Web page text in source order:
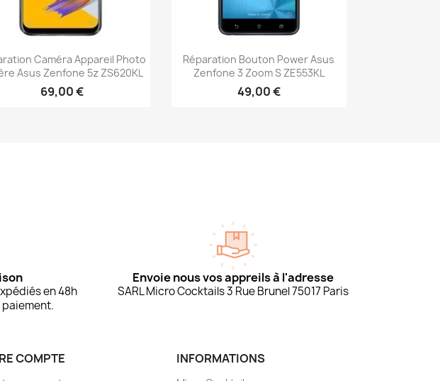
Aperçu rapide
Caméra Appareil Photo
Asus Zenfone 5z ZS620KL
69,00 €
Aperçu rapide
Réparation Bouton Power Asus
Zenfone 3 Zoom S ZE553KL
49,00 €
en 48h
Envoie nous vos appreils à l'adresse
SARL Micro Cocktails 3 Rue Brunel 75017 Paris
COMPTE INFORMATIONS